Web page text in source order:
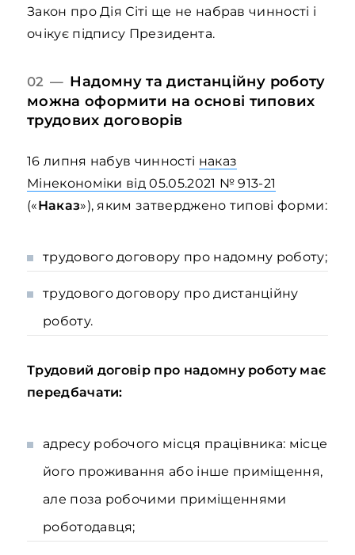
Закон про Дія Сіті ще не набрав чинності і
очікує підпису Президента.
02 — Надомну та дистанційну роботу
можна оформити на основі типових
трудових договорів
16 липня набув чинності наказ
Мінекономіки від 05.05.2021 № 913-21
(«Наказ»), яким затверджено типові форми:
трудового договору про надомну роботу;
трудового договору про дистанційну
роботу.
Трудовий договір про надомну роботу має
передбачати:
адресу робочого місця працівника: місце
його проживання або інше приміщення,
але поза робочими приміщеннями
роботодавця;